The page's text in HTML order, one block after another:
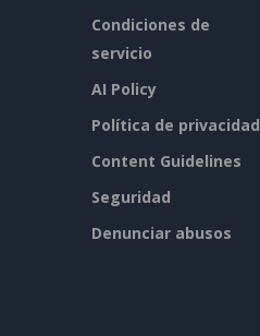
Condiciones de
servicio
AI Policy
Política de privacidad
Content Guidelines
Seguridad
Denunciar abusos